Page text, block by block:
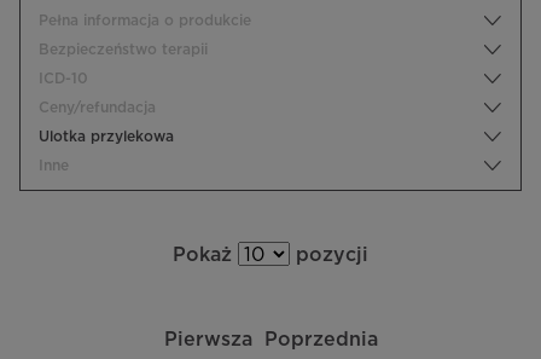
Pełna informacja o produkcie
Bezpieczeństwo terapii
ICD-10
Ceny/refundacja
Ulotka przylekowa
Inne
Pokaż pozycji
Pierwsza Poprzednia